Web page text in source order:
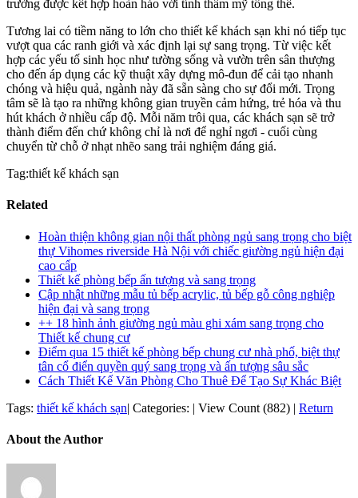
trường được kết hợp hoàn hảo với tính thẩm mỹ tổng thể.
Tương lai có tiềm năng to lớn cho thiết kế khách sạn khi nó tiếp tục
vượt qua các ranh giới và xác định lại sự sang trọng. Từ việc kết
hợp các yếu tố sinh học như tường sống và vườn trên sân thượng
cho đến áp dụng các kỹ thuật xây dựng mô-đun để cải tạo nhanh
chóng và hiệu quả, ngành này đã sẵn sàng cho sự đổi mới. Trọng
tâm sẽ là tạo ra những không gian truyền cảm hứng, trẻ hóa và thu
hút khách ở nhiều cấp độ. Mỗi năm trôi qua, các khách sạn sẽ trở
thành điểm đến chứ không chỉ là nơi để nghỉ ngơi - cuối cùng
chuyển từ chỗ ở nhạt nhẽo sang trải nghiệm đáng giá.
Tag:thiết kế khách sạn
Related
Hoàn thiện không gian nội thất phòng ngủ sang trọng cho biệt
thự Vihomes riverside Hà Nội với chiếc giường ngủ hiện đại
cao cấp
Thiết kế phòng bếp ấn tượng và sang trọng
Cập nhật những mẫu tủ bếp acrylic, tủ bếp gỗ công nghiệp
hiện đại và sang trọng
++ 18 hình ảnh giường ngủ màu ghi xám sang trọng cho
Thiết kế chung cư
Điểm qua 15 thiết kế phòng bếp chung cư nhà phố, biệt thự
tân cổ điển quyền quý sang trọng và ấn tượng sâu sắc
Cách Thiết Kế Văn Phòng Cho Thuê Để Tạo Sự Khác Biệt
Tags: thiết kế khách sạn| Categories: | View Count (882) | Return
About the Author